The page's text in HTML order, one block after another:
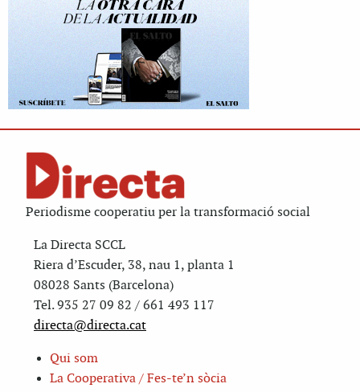
Periodisme cooperatiu per la transformació social
La Directa SCCL
Riera d’Escuder, 38, nau 1, planta 1
08028 Sants (Barcelona)
Tel. 935 27 09 82 / 661 493 117
directa@directa.cat
Qui som
La Cooperativa / Fes-te’n sòcia